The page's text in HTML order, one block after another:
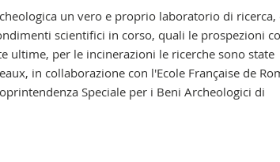
un vero e proprio laboratorio di ricerca,
scientifici in corso, quali le prospezioni
ultime, per le incinerazioni le ricerche sono state
in collaborazione con l'Ecole Française de
Speciale per i Beni Archeologici di